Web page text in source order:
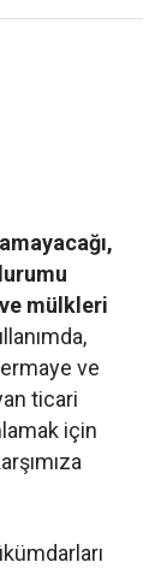
mülkleri
ve
ticari
için